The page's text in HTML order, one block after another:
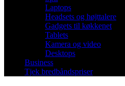
Laptops
Headsets og højttalere
Gadgets til køkkenet
Tablets
Kamera og video
Desktops
Business
Tjek bredbåndspriser